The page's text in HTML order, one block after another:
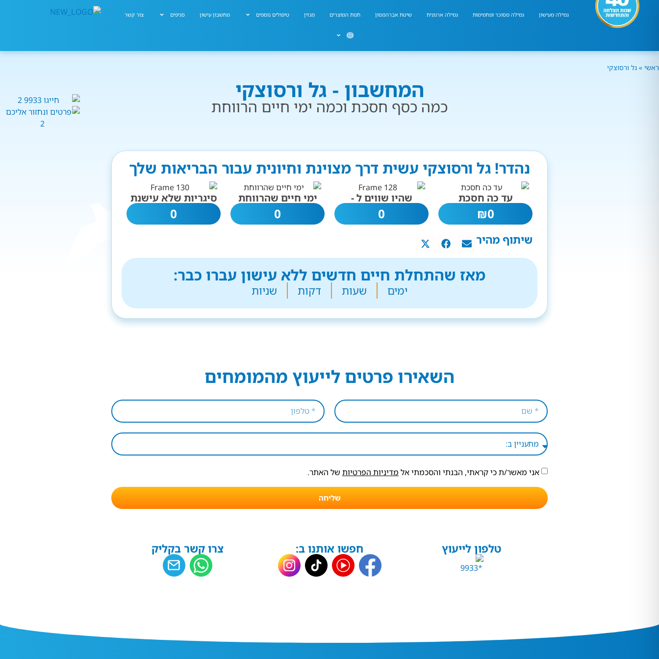
גמילה מעישון גמילה מסוכר ופחמימות גמילה ארגונית שיטת אברהמסון חנות המוצרים מגזין טיפולים נוספים מחשבון עישון סניפים צור קשר
ראשי » גל ורסוצקי
המחשבון - גל ורסוצקי
כמה כסף חסכת וכמה ימי חיים הרווחת
נהדר! גל ורסוצקי עשית דרך מצוינת וחיונית עבור הבריאות שלך
עד כה חסכת
0
₪
שהיו שווים ל -
0
ימי חיים שהרווחת
0
סיגריות שלא עישנת
0
שיתוף מהיר
מאז שהתחלת חיים חדשים ללא עישון עברו כבר:
ימים שעות דקות שניות
השאירו פרטים לייעוץ מהמומחים
אני מאשר/ת כי קראתי, הבנתי והסכמתי אל מדיניות הפרטיות של האתר.
שליחה
טלפון לייעוץ חפשו אותנו ב: צרו קשר בקליק